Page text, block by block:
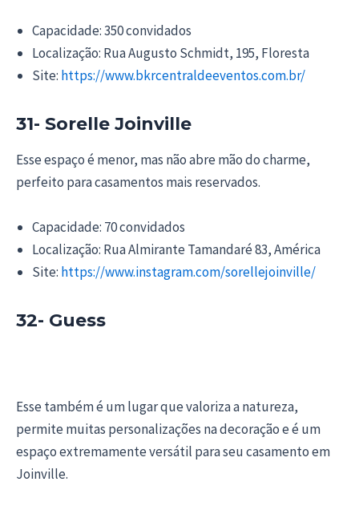
Capacidade: 350 convidados
Localização: Rua Augusto Schmidt, 195, Floresta
Site: https://www.bkrcentraldeeventos.com.br/
31- Sorelle Joinville
Esse espaço é menor, mas não abre mão do charme,
perfeito para casamentos mais reservados.
Capacidade: 70 convidados
Localização: Rua Almirante Tamandaré 83, América
Site: https://www.instagram.com/sorellejoinville/
32- Guess
Esse também é um lugar que valoriza a natureza,
permite muitas personalizações na decoração e é um
espaço extremamente versátil para seu casamento em
Joinville.